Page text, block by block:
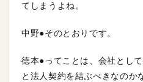
てしまうよね。
中野●そのとおりです。
徳本●ってことは、会社とし
と法人契約を結ぶべきなのか